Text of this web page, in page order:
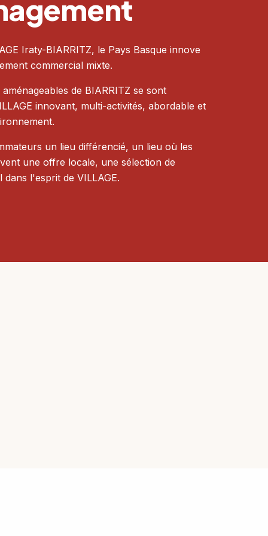
Iraty-BIARRITZ, le Pays Basque innove
commercial mixte.
de BIARRITZ se sont
innovant, multi-activités, abordable et
un lieu différencié, un lieu où les
une offre locale, une sélection de
l'esprit de VILLAGE.